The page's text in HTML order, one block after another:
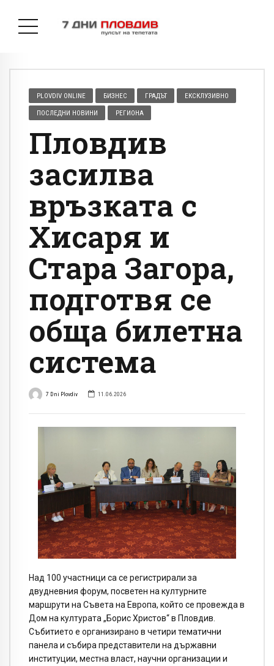
PLOVDIV ONLINE БИЗНЕС ГРАДЪТ ЕКСКЛУЗИВНО
ПОСЛЕДНИ НОВИНИ РЕГИОНА
Пловдив
засилва
връзката с
Хисаря и
Стара Загора,
подготвя се
обща билетна
система
7 Dni Plovdiv 11.06.2026
Над 100 участници са се регистрирали за
двудневния форум, посветен на културните
маршрути на Съвета на Европа, който се провежда в
Дом на културата „Борис Христов“ в Пловдив.
Събитието е организирано в четири тематични
панела и събира представители на държавни
институции, местна власт, научни организации и